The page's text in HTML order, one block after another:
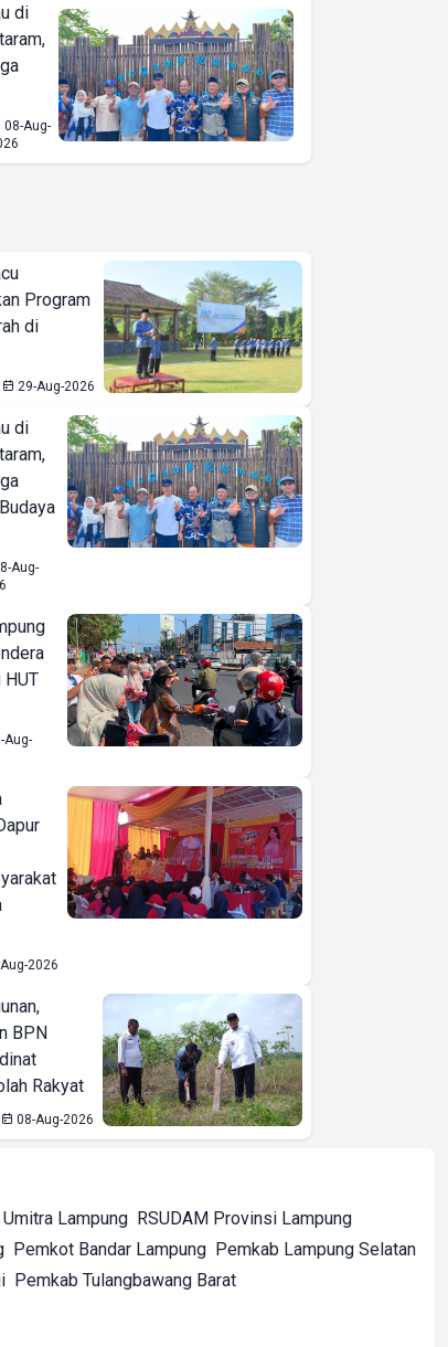
di
08-Aug-
Program
di
29-Aug-2026
di
Aug-
Aug-
2026
BPN
Rakyat
08-Aug-2026
Umitra Lampung RSUDAM Provinsi Lampung
Pemkot Bandar Lampung Pemkab Lampung Selatan
Pemkab Tulangbawang Barat